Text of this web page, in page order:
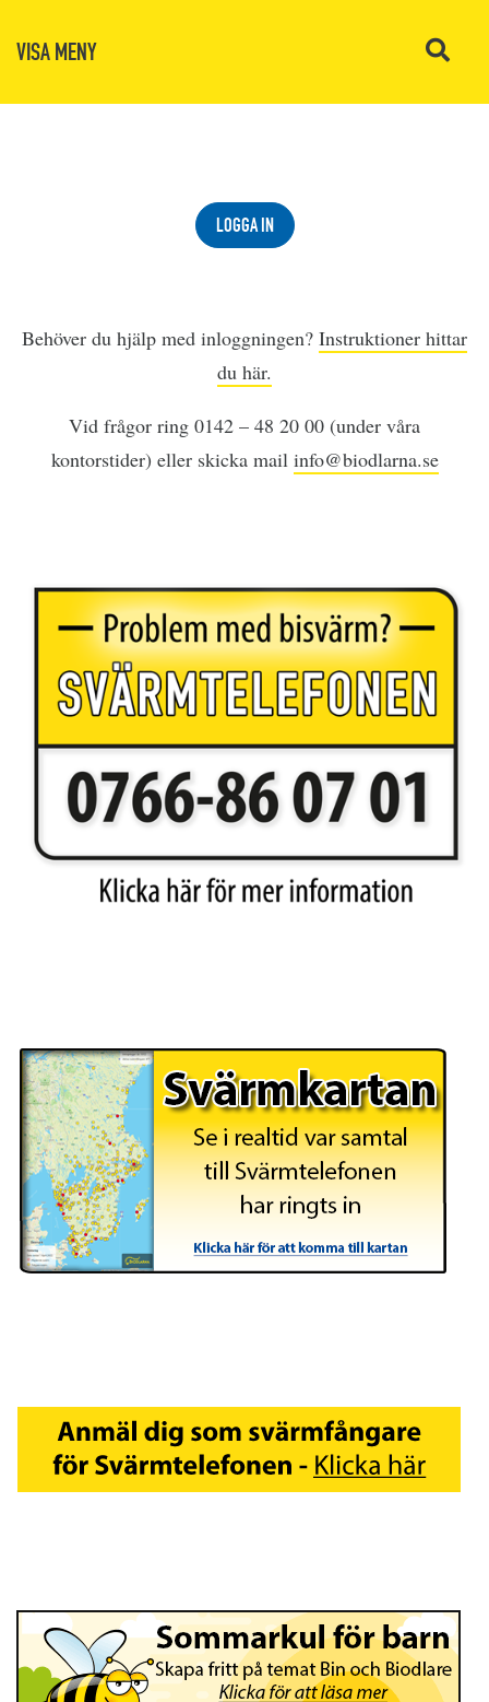
VISA MENY
LOGGA IN
Behöver du hjälp med inloggningen? Instruktioner hittar
du här.
Vid frågor ring 0142 – 48 20 00 (under våra
kontorstider) eller skicka mail info@biodlarna.se